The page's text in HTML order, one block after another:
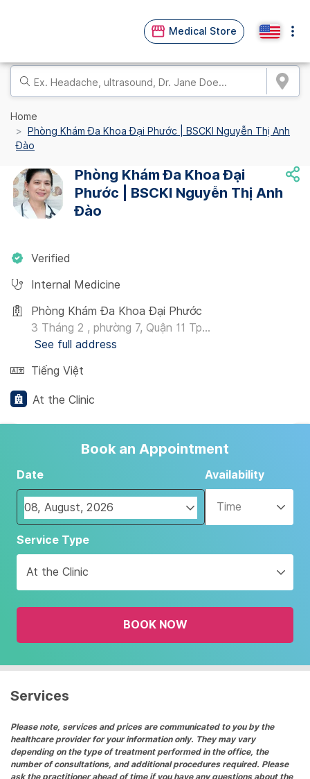
Medical Store
Home
Phòng Khám Đa Khoa Đại Phước | BSCKI Nguyễn Thị Anh
Đào
Phòng Khám Đa Khoa Đại
Phước | BSCKI Nguyễn Thị Anh
Đào
Verified
Internal Medicine
Phòng Khám Đa Khoa Đại Phước
3 Tháng 2 , phường 7, Quận 11 Tp...
See full address
Tiếng Việt
At the Clinic
Book an Appointment
Date
Navigate
forward
interact
with
the
and
date.
the
question
mark
key
Availability
Time
Service Type
At the Clinic
BOOK NOW
Services
Please note, services and prices are communicated to you by the
healthcare provider for your information only. They may vary
depending on the type of treatment performed in the office, the
number of consultations, and additional procedures required. Please
ask the practitioner ahead of time if you have any questions about the